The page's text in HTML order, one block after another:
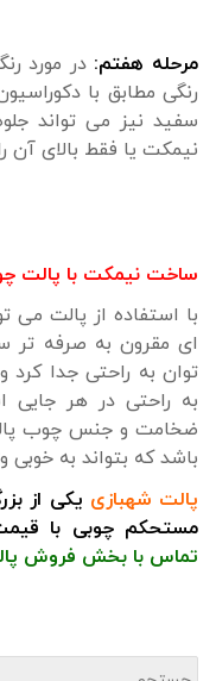
مرحله هفتم: در مورد
رنگی مطابق با
سفید نیز می تواند
نیمکت یا فقط بالای آن
ساخت نیمکت با پالت
با استفاده از پالت می
ای مقرون به صرفه تر
توان به راحتی جدا کرد
به راحتی در هر جایی
ضخامت و جنس چوب
باشد که بتواند به خوبی
پالت شهبازی یکی از
مستحکم چوبی با
تماس با بخش فروش